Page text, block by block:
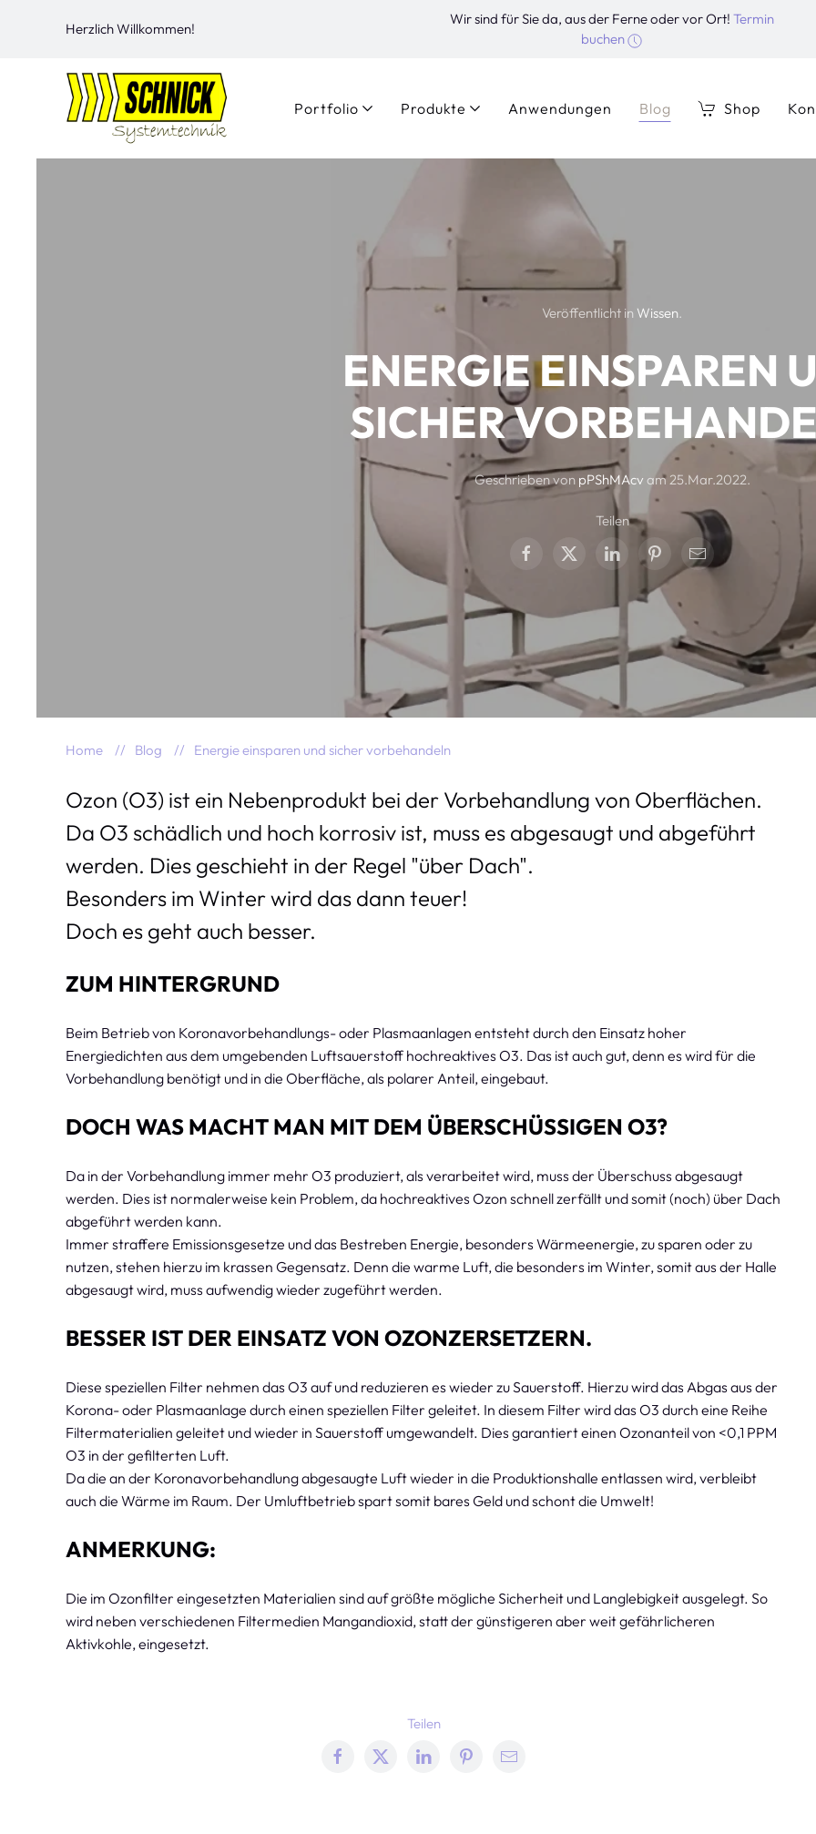
Herzlich Willkommen!
Wir sind für Sie da, aus der Ferne oder vor Ort! Termin
buchen
Portfolio Produkte Anwendungen Blog Shop
Veröffentlicht in Wissen.
ENERGIE EINSPAREN
SICHER
Geschrieben von pPShMAcv am25.Mar.2022.
Teilen
Home Blog Energie einsparen und sicher vorbehandeln
Ozon (O3) ist ein Nebenprodukt bei der Vorbehandlung von Oberflächen.
Da O3 schädlich und hoch korrosiv ist, muss es abgesaugt und abgeführt
werden. Dies geschieht in der Regel "über Dach".
Besonders im Winter wird das dann teuer!
Doch es geht auch besser.
ZUM HINTERGRUND
Beim Betrieb von Koronavorbehandlungs- oder Plasmaanlagen entsteht durch den Einsatz hoher
Energiedichten aus dem umgebenden Luftsauerstoff hochreaktives O3. Das ist auch gut, denn es wird für die
Vorbehandlung benötigt und in die Oberfläche, als polarer Anteil, eingebaut.
DOCH WAS MACHT MAN MIT DEM ÜBERSCHÜSSIGEN O3?
Da in der Vorbehandlung immer mehr O3 produziert, als verarbeitet wird, muss der Überschuss abgesaugt
werden. Dies ist normalerweise kein Problem, da hochreaktives Ozon schnell zerfällt und somit (noch) über Dach
abgeführt werden kann.
Immer straffere Emissionsgesetze und das Bestreben Energie, besonders Wärmeenergie, zu sparen oder zu
nutzen, stehen hierzu im krassen Gegensatz. Denn die warme Luft, die besonders im Winter, somit aus der Halle
abgesaugt wird, muss aufwendig wieder zugeführt werden.
BESSER IST DER EINSATZ VON OZONZERSETZERN.
Diese speziellen Filter nehmen das O3 auf und reduzieren es wieder zu Sauerstoff. Hierzu wird das Abgas aus der
Korona- oder Plasmaanlage durch einen speziellen Filter geleitet. In diesem Filter wird das O3 durch eine Reihe
Filtermaterialien geleitet und wieder in Sauerstoff umgewandelt. Dies garantiert einen Ozonanteil von <0,1 PPM
O3 in der gefilterten Luft.
Da die an der Koronavorbehandlung abgesaugte Luft wieder in die Produktionshalle entlassen wird, verbleibt
auch die Wärme im Raum. Der Umluftbetrieb spart somit bares Geld und schont die Umwelt!
ANMERKUNG:
Die im Ozonfilter eingesetzten Materialien sind auf größte mögliche Sicherheit und Langlebigkeit ausgelegt. So
wird neben verschiedenen Filtermedien Mangandioxid, statt der günstigeren aber weit gefährlicheren
Aktivkohle, eingesetzt.
Teilen